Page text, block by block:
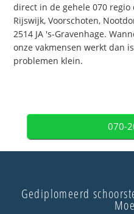
direct in de gehele 070 regio
Rijswijk, Voorschoten,
2514 JA 's-Gravenhage.
onze vakmensen werkt dan
problemen klein.
070-
Gediplomeerd